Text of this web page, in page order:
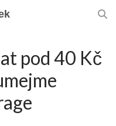
pod 40 Kč